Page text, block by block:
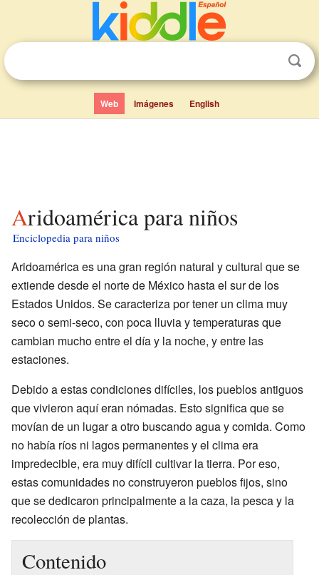
Web Imágenes English
Aridoamérica para niños
Enciclopedia para niños
Aridoamérica es una gran región natural y cultural que se
extiende desde el norte de México hasta el sur de los
Estados Unidos. Se caracteriza por tener un clima muy
seco o semi-seco, con poca lluvia y temperaturas que
cambian mucho entre el día y la noche, y entre las
estaciones.
Debido a estas condiciones difíciles, los pueblos antiguos
que vivieron aquí eran nómadas. Esto significa que se
movían de un lugar a otro buscando agua y comida. Como
no había ríos ni lagos permanentes y el clima era
impredecible, era muy difícil cultivar la tierra. Por eso,
estas comunidades no construyeron pueblos fijos, sino
que se dedicaron principalmente a la caza, la pesca y la
recolección de plantas.
Contenido